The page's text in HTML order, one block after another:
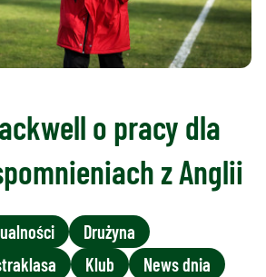
o pracy dla
z Anglii
Drużyna
Klub News dnia